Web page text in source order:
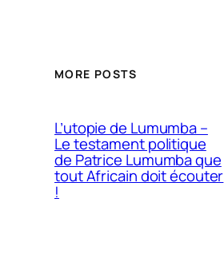
MORE POSTS
L’utopie de Lumumba –
Le testament politique
de Patrice Lumumba que
tout Africain doit écouter
!